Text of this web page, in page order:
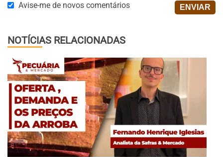
Avise-me de novos comentários
NOTÍCIAS RELACIONADAS